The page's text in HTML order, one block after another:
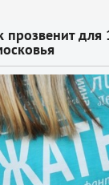
прозвенит для